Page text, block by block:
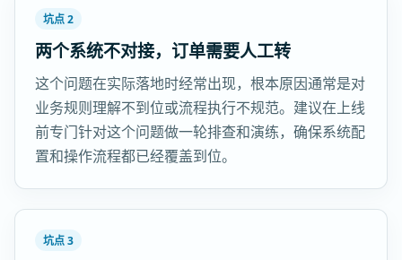
坑点 2
两个系统不对接，订单需要人工转
这个问题在实际落地时经常出现，根本原因通常是对
业务规则理解不到位或流程执行不规范。建议在上线
前专门针对这个问题做一轮排查和演练，确保系统配
置和操作流程都已经覆盖到位。
坑点 3